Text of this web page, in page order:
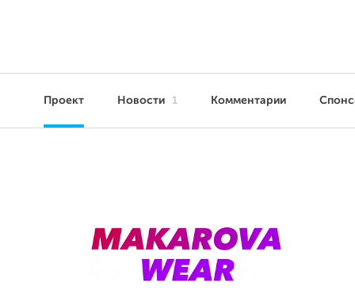
Проект Новости 1 Комментарии